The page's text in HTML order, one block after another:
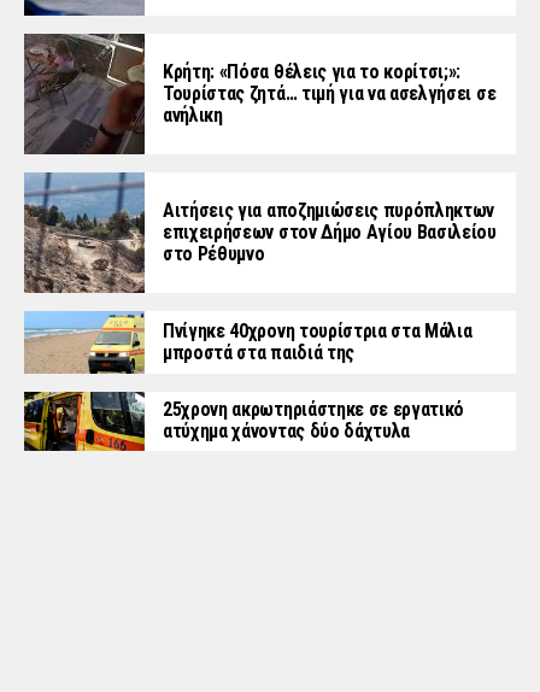
Κρήτη: «Πόσα θέλεις για το κορίτσι;»:
Τουρίστας ζητά… τιμή για να ασελγήσει σε
ανήλικη
Αιτήσεις για αποζημιώσεις πυρόπληκτων
επιχειρήσεων στον Δήμο Αγίου Βασιλείου
στο Ρέθυμνο
Πνίγηκε 40χρονη τουρίστρια στα Μάλια
μπροστά στα παιδιά της
25χρονη ακρωτηριάστηκε σε εργατικό
ατύχημα χάνοντας δύο δάχτυλα